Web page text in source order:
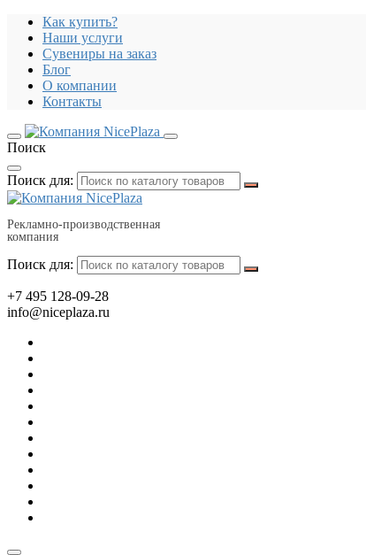
Как купить?
Наши услуги
Сувениры на заказ
Блог
О компании
Контакты
Поиск
Поиск для:
Рекламно-производственная
компания
Поиск для:
+7 495 128-09-28
info@niceplaza.ru